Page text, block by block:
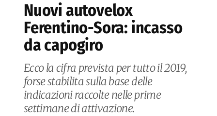
Nuovi autovelox
Ferentino-Sora: incasso
da capogiro
Ecco la cifra prevista per tutto il 2019,
forse stabilita sulla base delle
indicazioni raccolte nelle prime
settimane di attivazione.